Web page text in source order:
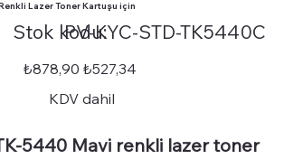
Lazer Toner Kartuşu için
Stok kodu:
kodu:
STD-
TK5440C
PV-KYC-STD-TK5440C
Orijinal
fiyat
₺878,90 İndirimli
fiyat
₺527,34
KDV dahil
5440 Mavi renkli lazer toner